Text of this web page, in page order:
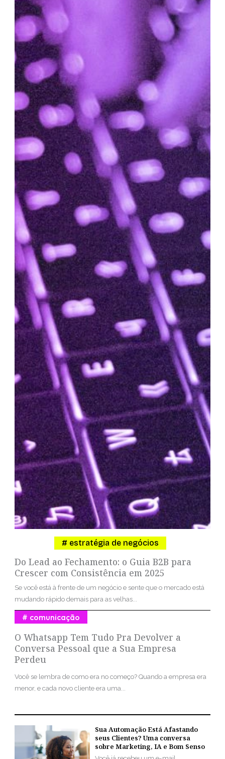
Do Lead ao Fechamento: o Guia B2B para
Crescer com Consistência em 2025
estratégia de negócios
Se você está à frente de um negócio e sente que o mercado está
mudando rápido demais para as velhas...
O Whatsapp Tem Tudo Pra Devolver a
Conversa Pessoal que a Sua Empresa
Perdeu
comunicação
Você se lembra de como era no começo? Quando a empresa era
menor, e cada novo cliente era uma...
Sua Automação Está Afastando
seus Clientes? Uma conversa
sobre Marketing, IA e Bom Senso